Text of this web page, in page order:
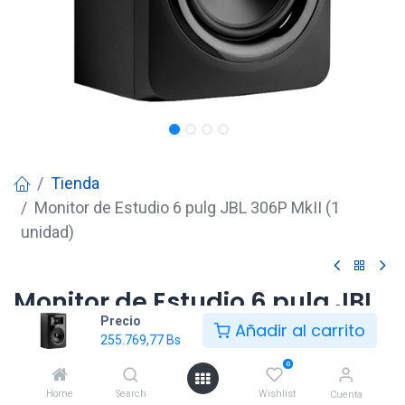
Precio
255.769,77Bs Añadir al carrito
Home Search
0
Wishlist Cuenta
Tienda
Monitor de Estudio 6 pulg JBL 306P MkII (1
unidad)
Monitor de Estudio 6 pulg JBL
306P MkII (1 unidad)
255.769,77Bs